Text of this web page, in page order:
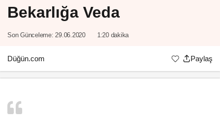
Bekarlığa Veda
Son Günceleme: 29.06.2020 1:20 dakika
Düğün.com Paylaş